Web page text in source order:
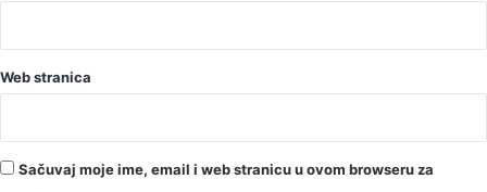
Web stranica
Sačuvaj moje ime, email i web stranicu u ovom browseru za